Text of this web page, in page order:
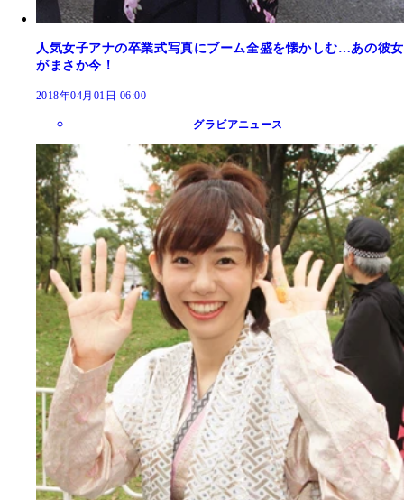
人気女子アナの卒業式写真にブーム全盛を懐かしむ…あの彼女
がまさか今！
2018年04月01日 06:00
グラビアニュース